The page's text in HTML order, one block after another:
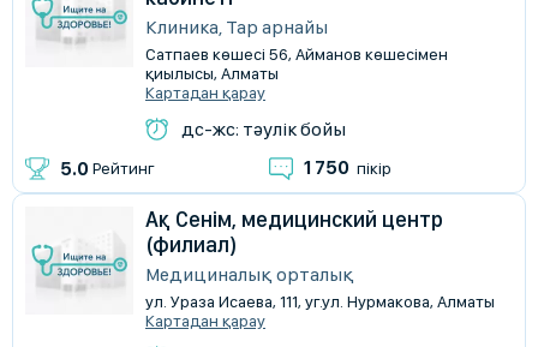
Клиника, Тар арнайы
Сатпаев көшесі 56, Айманов көшесімен
қиылысы, Алматы
Картадан қарау
дс-жс: тәулік бойы
5.0 Рейтинг 1 750 пікір
Ақ Сенім, медицинский центр
(филиал)
Медициналық орталық
ул. Ураза Исаева, 111, уг.ул. Нурмакова, Алматы
Картадан қарау